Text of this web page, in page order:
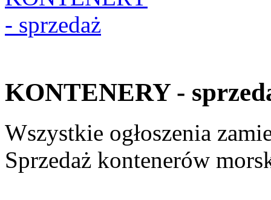
KONTENERY -
Wszystkie ogłoszenia
Sprzedaż kontenerów